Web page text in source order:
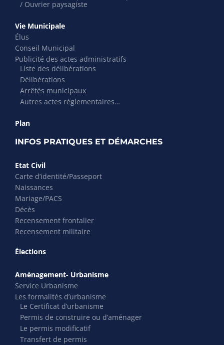
/ Ouvrier paysagiste
Vie Municipale
Élus
Conseil Municipal
Publicité des actes administratifs
Liste des délibérations
Délibérations
Arrêtés municipaux
Autres actes réglementaires…
Plan
INFOS PRATIQUES ET DÉMARCHES
Etat Civil
Carte d’identité/Passeport
Naissances
Mariage/PACS
Décès
Recensement frontalier
Recensement militaire
Élections
Aménagement- Urbanisme
Service Urbanisme
Les formalités d’urbanisme
Le Certificat d’urbanisme
Permis de construire ou d’aménager
Le permis modificatif
Transfert de permis